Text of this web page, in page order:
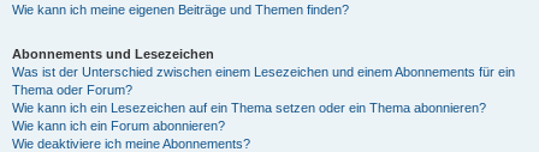
Wie kann ich meine eigenen Beiträge und Themen finden?
Abonnements und Lesezeichen
Was ist der Unterschied zwischen einem Lesezeichen und einem Abonnements für ein
Thema oder Forum?
Wie kann ich ein Lesezeichen auf ein Thema setzen oder ein Thema abonnieren?
Wie kann ich ein Forum abonnieren?
Wie deaktiviere ich meine Abonnements?